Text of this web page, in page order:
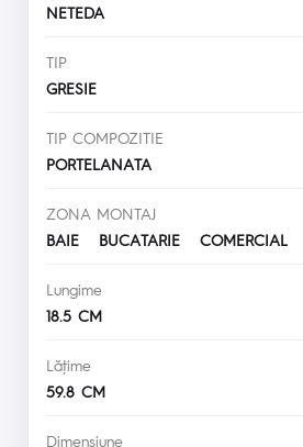
NETEDA
TIP
GRESIE
TIP COMPOZITIE
PORTELANATA
ZONA MONTAJ
BAIE BUCATARIE
Lungime
18.5 CM
Lăţime
59.8 CM
Dimensiune